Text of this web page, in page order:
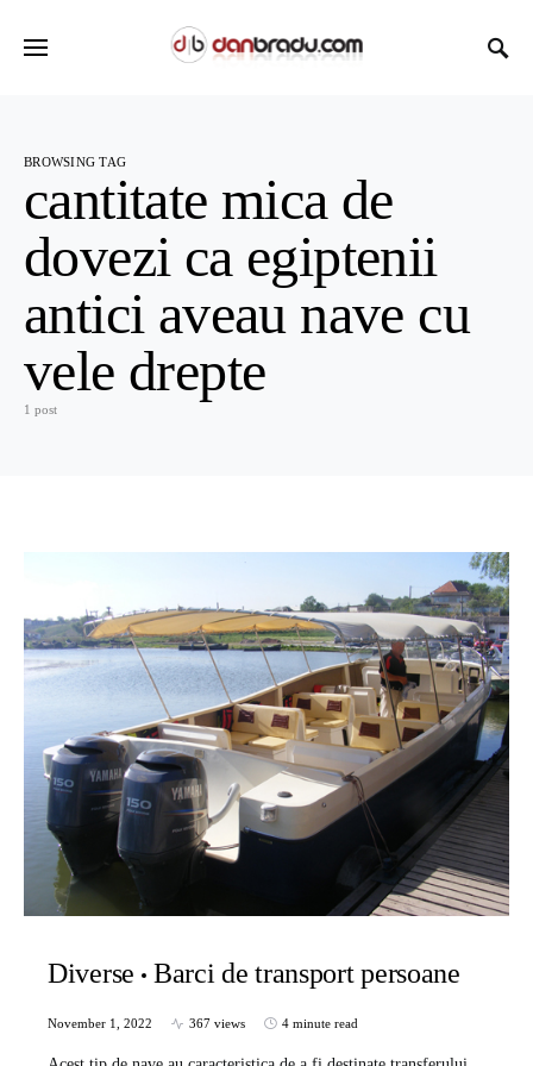
BROWSING TAG
cantitate mica de
dovezi ca egiptenii
antici aveau nave cu
vele drepte
1 post
Diverse Barci de transport persoane
November 1, 2022 367 views 4 minute read